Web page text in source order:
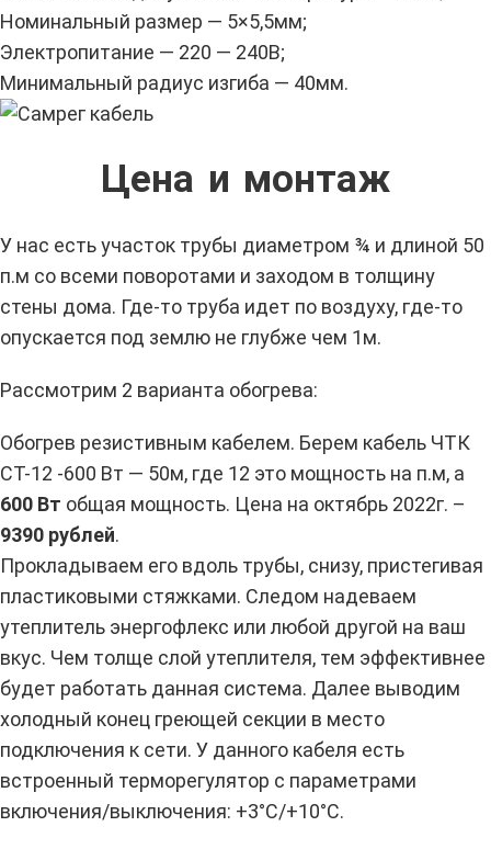
Номинальный размер — 5×5,5мм;
Электропитание — 220 — 240В;
Минимальный радиус изгиба — 40мм.
Цена и монтаж
У нас есть участок трубы диаметром ¾ и длиной 50
п.м со всеми поворотами и заходом в толщину
стены дома. Где-то труба идет по воздуху, где-то
опускается под землю не глубже чем 1м.
Рассмотрим 2 варианта обогрева:
Обогрев резистивным кабелем. Берем кабель ЧТК
СТ-12 -600 Вт — 50м, где 12 это мощность на п.м, а
600 Вт общая мощность. Цена на октябрь 2022г. –
9390 рублей.
Прокладываем его вдоль трубы, снизу, пристегивая
пластиковыми стяжками. Следом надеваем
утеплитель энергофлекс или любой другой на ваш
вкус. Чем толще слой утеплителя, тем эффективнее
будет работать данная система. Далее выводим
холодный конец греющей секции в место
подключения к сети. У данного кабеля есть
встроенный терморегулятор с параметрами
включения/выключения: +3°С/+10°С.